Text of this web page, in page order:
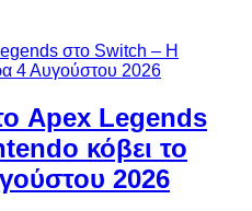
Apex Legends
κόβει το
2026